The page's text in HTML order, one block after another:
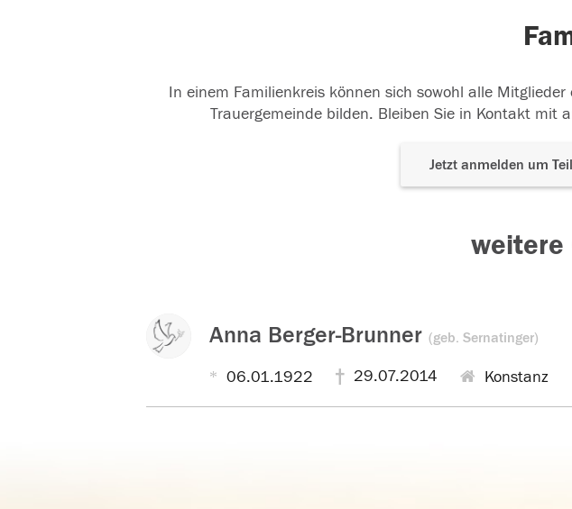
In einem Familienkreis können sich sowohl alle
Trauergemeinde bilden. Bleiben Sie in Kontakt mit
Jetzt anmelden um
weitere
Anna Berger-Brunner (geb. Sernatinger)
06.01.1922 29.07.2014 Konstanz